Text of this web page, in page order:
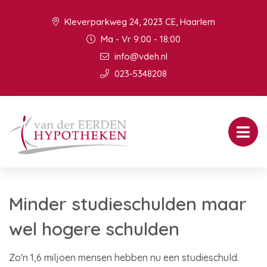
Kleverparkweg 24, 2023 CE, Haarlem
Ma - Vr 9:00 - 18:00
info@vdeh.nl
023-5348208
Minder studieschulden maar
wel hogere schulden
Zo'n 1,6 miljoen mensen hebben nu een studieschuld.